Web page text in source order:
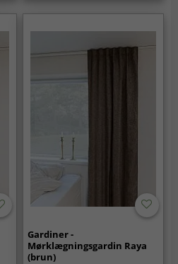
Gardiner -
Mørklægningsgardin Raya
(brun)